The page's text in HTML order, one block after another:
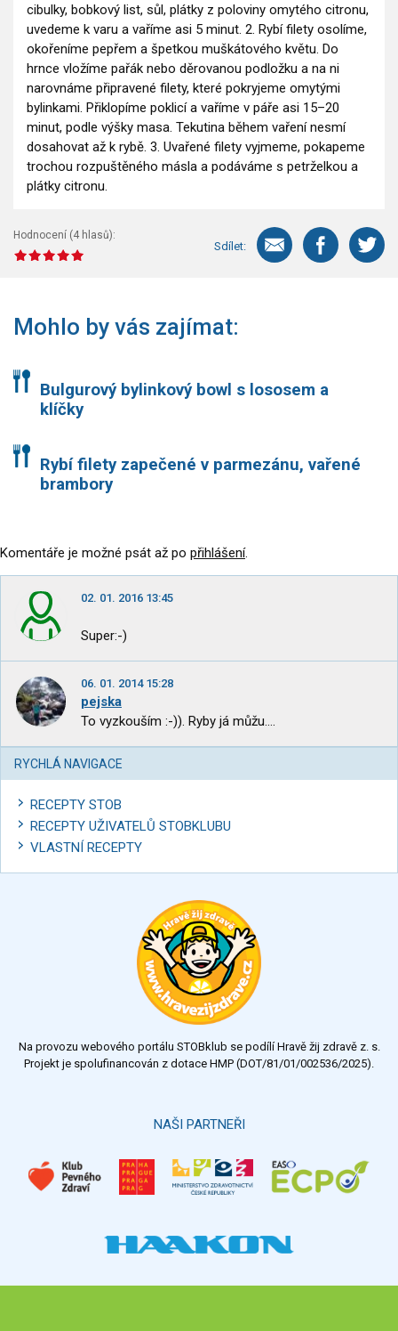
cibulky, bobkový list, sůl, plátky z poloviny omytého citronu,
uvedeme k varu a vaříme asi 5 minut. 2. Rybí filety osolíme,
okořeníme pepřem a špetkou muškátového květu. Do
hrnce vložíme pařák nebo děrovanou podložku a na ni
narovnáme připravené filety, které pokryjeme omytými
bylinkami. Přiklopíme poklicí a vaříme v páře asi 15–20
minut, podle výšky masa. Tekutina během vaření nesmí
dosahovat až k rybě. 3. Uvařené filety vyjmeme, pokapeme
trochou rozpuštěného másla a podáváme s petrželkou a
plátky citronu.
Hodnocení (4 hlasů):
Sdílet:
Mohlo by vás zajímat:
Bulgurový bylinkový bowl s lososem a
klíčky
Rybí filety zapečené v parmezánu, vařené
brambory
Komentáře je možné psát až po přihlášení.
02. 01. 2016 13:45
Super:-)
06. 01. 2014 15:28
pejska
To vyzkouším :-)). Ryby já můžu....
RYCHLÁ NAVIGACE
RECEPTY STOB
RECEPTY UŽIVATELŮ STOBKLUBU
VLASTNÍ RECEPTY
Na provozu webového portálu STOBklub se podílí Hravě žij zdravě z. s.
Projekt je spolufinancován z dotace HMP (DOT/81/01/002536/2025).
NAŠI PARTNEŘI